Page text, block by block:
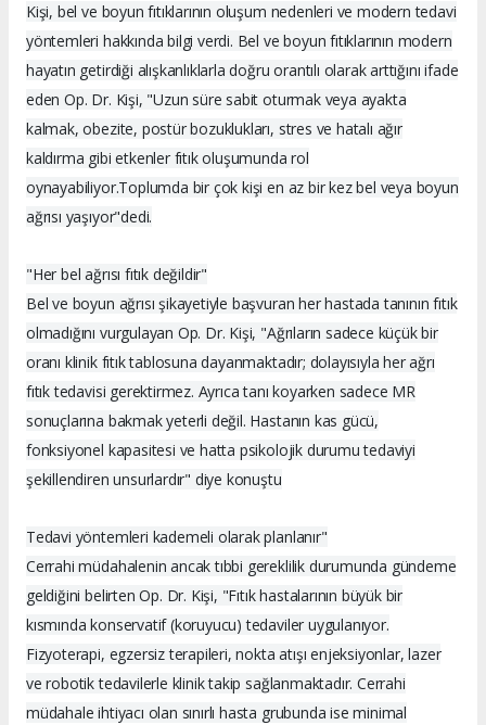
Kişi, bel ve boyun fıtıklarının oluşum nedenleri ve modern tedavi
yöntemleri hakkında bilgi verdi. Bel ve boyun fıtıklarının modern
hayatın getirdiği alışkanlıklarla doğru orantılı olarak arttığını ifade
eden Op. Dr. Kişi, "Uzun süre sabit oturmak veya ayakta
kalmak, obezite, postür bozuklukları, stres ve hatalı ağır
kaldırma gibi etkenler fıtık oluşumunda rol
oynayabiliyor.Toplumda bir çok kişi en az bir kez bel veya boyun
ağrısı yaşıyor"dedi.
"Her bel ağrısı fıtık değildir"
Bel ve boyun ağrısı şikayetiyle başvuran her hastada tanının fıtık
olmadığını vurgulayan Op. Dr. Kişi, "Ağrıların sadece küçük bir
oranı klinik fıtık tablosuna dayanmaktadır; dolayısıyla her ağrı
fıtık tedavisi gerektirmez. Ayrıca tanı koyarken sadece MR
sonuçlarına bakmak yeterli değil. Hastanın kas gücü,
fonksiyonel kapasitesi ve hatta psikolojik durumu tedaviyi
şekillendiren unsurlardır" diye konuştu
Tedavi yöntemleri kademeli olarak planlanır"
Cerrahi müdahalenin ancak tıbbi gereklilik durumunda gündeme
geldiğini belirten Op. Dr. Kişi, "Fıtık hastalarının büyük bir
kısmında konservatif (koruyucu) tedaviler uygulanıyor.
Fizyoterapi, egzersiz terapileri, nokta atışı enjeksiyonlar, lazer
ve robotik tedavilerle klinik takip sağlanmaktadır. Cerrahi
müdahale ihtiyacı olan sınırlı hasta grubunda ise minimal